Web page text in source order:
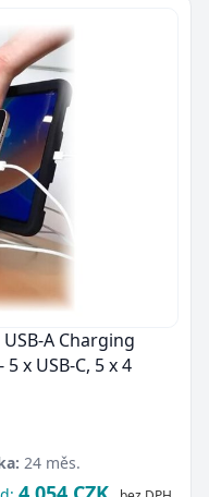
A Charging
x USB-C, 5 x 4
24 měs.